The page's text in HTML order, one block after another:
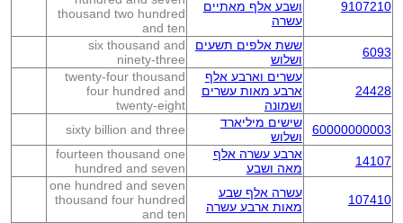
9107210
ושבע אלף מאתיים
עשרה
thousand two hundred
and ten
6093
ששת אלפים תשעים
ושלוש
six thousand and
ninety-three
24428
עשרים וארבע אלף
ארבע מאות עשרים
ושמונה
twenty-four thousand
four hundred and
twenty-eight
60000000003
שישים מיליארד
ושלוש
sixty billion and three
14107
ארבע עשרה אלף
מאה ושבע
fourteen thousand one
hundred and seven
107410
עשרה אלף שבע
מאות ארבע עשרה
one hundred and seven
thousand four hundred
and ten